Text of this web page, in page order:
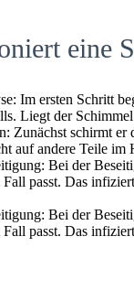
eine
Im ersten Schritt
Liegt der
Zunächst schirmt er
auf andere Teile im
Bei der
Fall passt. Das
Bei der
Fall passt. Das